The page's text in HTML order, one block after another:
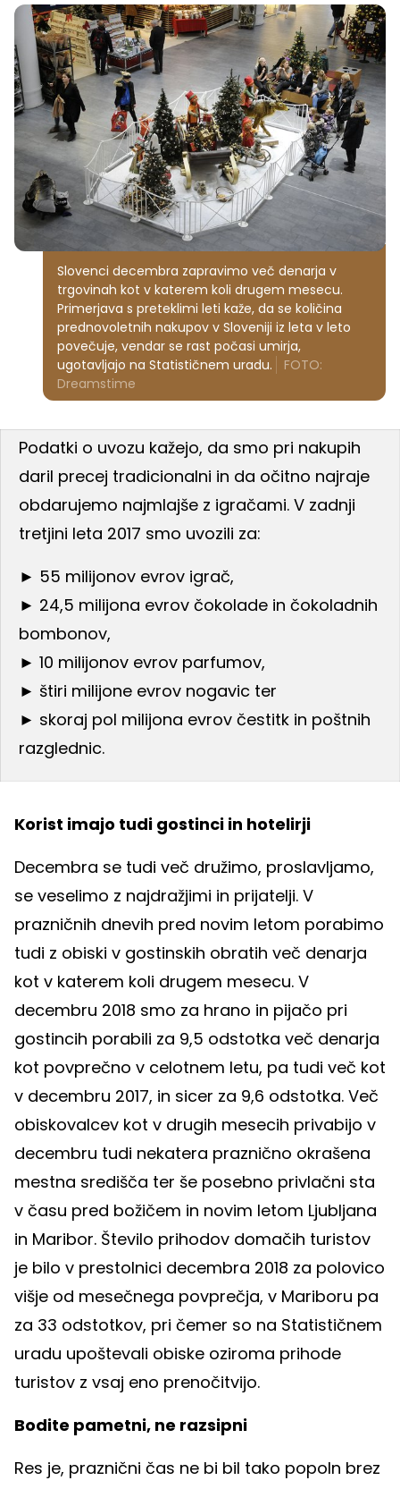
Slovenci decembra zapravimo več denarja v
trgovinah kot v katerem koli drugem mesecu.
Primerjava s preteklimi leti kaže, da se količina
prednovoletnih nakupov v Sloveniji iz leta v leto
povečuje, vendar se rast počasi umirja,
ugotavljajo na Statističnem uradu.
FOTO:
Dreamstime
Podatki o uvozu kažejo, da smo pri nakupih
daril precej tradicionalni in da očitno najraje
obdarujemo najmlajše z igračami. V zadnji
tretjini leta 2017 smo uvozili za:
► 55 milijonov evrov igrač,
► 24,5 milijona evrov čokolade in čokoladnih
bombonov,
► 10 milijonov evrov parfumov,
► štiri milijone evrov nogavic ter
► skoraj pol milijona evrov čestitk in poštnih
razglednic.
Korist imajo tudi gostinci in hotelirji
Decembra se tudi več družimo, proslavljamo,
se veselimo z najdražjimi in prijatelji. V
prazničnih dnevih pred novim letom porabimo
tudi z obiski v gostinskih obratih več denarja
kot v katerem koli drugem mesecu. V
decembru 2018 smo za hrano in pijačo pri
gostincih porabili za 9,5 odstotka več denarja
kot povprečno v celotnem letu, pa tudi več kot
v decembru 2017, in sicer za 9,6 odstotka. Več
obiskovalcev kot v drugih mesecih privabijo v
decembru tudi nekatera praznično okrašena
mestna središča ter še posebno privlačni sta
v času pred božičem in novim letom Ljubljana
in Maribor. Število prihodov domačih turistov
je bilo v prestolnici decembra 2018 za polovico
višje od mesečnega povprečja, v Mariboru pa
za 33 odstotkov, pri čemer so na Statističnem
uradu upoštevali obiske oziroma prihode
turistov z vsaj eno prenočitvijo.
Bodite pametni, ne razsipni
Res je, praznični čas ne bi bil tako popoln brez